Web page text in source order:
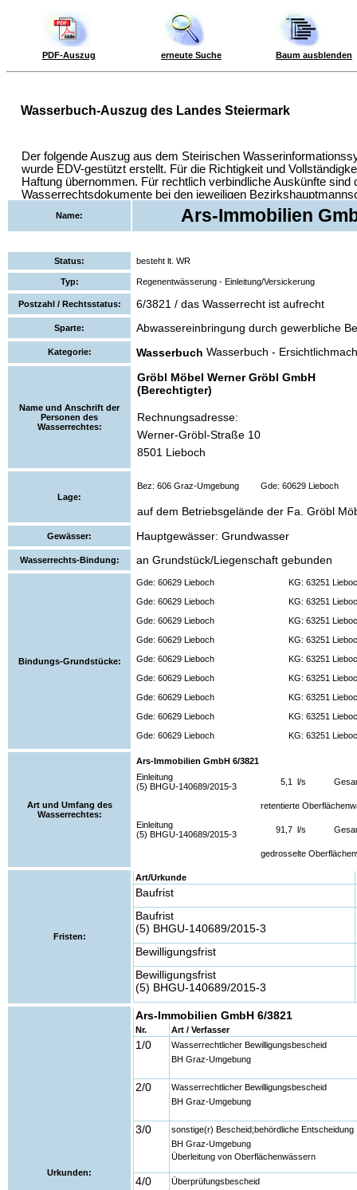
PDF-Auszug erneute Suche Baum ausblenden
Name: Ars-Immobilien
Status: besteht lt. WR
Typ: Regenentwässerung - Einleitung/Versickerung
Postzahl / Rechtsstatus: 6/3821 / das Wasserrecht ist aufrecht
Sparte: Abwassereinbringung durch gewerbliche
Kategorie: Wasserbuch Wasserbuch -
Name und Anschrift der
Personen des
Wasserrechtes:
Gröbl Möbel Werner Gröbl GmbH
(Berechtigter)
Rechnungsadresse:
Werner-Gröbl-Straße 10
8501 Lieboch
Lage:
Bez: 606 Graz-Umgebung Gde: 60629 Lieboch
auf dem Betriebsgelände der Fa. Gröbl
Gewässer: Hauptgewässer: Grundwasser
Wasserrechts-Bindung: an Grundstück/Liegenschaft gebunden
Bindungs-Grundstücke:
Gde: 60629 Lieboch
KG: 63251
Gde: 60629 Lieboch
KG: 63251
Gde: 60629 Lieboch
KG: 63251
Gde: 60629 Lieboch
KG: 63251
Gde: 60629 Lieboch
KG: 63251
Gde: 60629 Lieboch
KG: 63251
Gde: 60629 Lieboch
KG: 63251
Gde: 60629 Lieboch
KG: 63251
Gde: 60629 Lieboch
KG: 63251
Art und Umfang des
Wasserrechtes:
Ars-Immobilien GmbH 6/3821
Einleitung
(5) BHGU-140689/2015-3
5,1 l/s
retentierte
Einleitung
(5) BHGU-140689/2015-3
91,7 l/s
gedrosselte
Fristen:
Art/Urkunde
Baufrist
Baufrist
(5) BHGU-140689/2015-3
Bewilligungsfrist
Bewilligungsfrist
(5) BHGU-140689/2015-3
Urkunden:
Ars-Immobilien GmbH 6/3821
Nr. Art / Verfasser
1/0
Wasserrechtlicher Bewilligungsbescheid
BH Graz-Umgebung
2/0
Wasserrechtlicher Bewilligungsbescheid
BH Graz-Umgebung
3/0
sonstige(r) Bescheid;behördliche Entscheidung
BH Graz-Umgebung
Überleitung von Oberflächenwässern
4/0
Überprüfungsbescheid